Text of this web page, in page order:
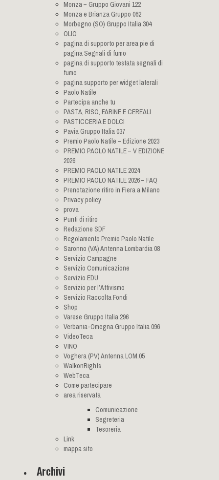
Monza – Gruppo Giovani 122
Monza e Brianza Gruppo 062
Morbegno (SO) Gruppo Italia 304
OLIO
pagina di supporto per area pie di
pagina Segnali di fumo
pagina di supporto testata segnali di
fumo
pagina supporto per widget laterali
Paolo Natile
Partecipa anche tu
PASTA, RISO, FARINE E CEREALI
PASTICCERIA E DOLCI
Pavia Gruppo Italia 037
Premio Paolo Natile – Edizione 2023
PREMIO PAOLO NATILE – V EDIZIONE
2026
PREMIO PAOLO NATILE 2024
PREMIO PAOLO NATILE 2026 – FAQ
Prenotazione ritiro in Fiera a Milano
Privacy policy
prova
Punti di ritiro
Redazione SDF
Regolamento Premio Paolo Natile
Saronno (VA) Antenna Lombardia 08
Servizio Campagne
Servizio Comunicazione
Servizio EDU
Servizio per l’Attivismo
Servizio Raccolta Fondi
Shop
Varese Gruppo Italia 296
Verbania-Omegna Gruppo Italia 096
VideoTeca
VINO
Voghera (PV) Antenna LOM.05
WalkonRights
WebTeca
Come partecipare
area riservata
Comunicazione
Segreteria
Tesoreria
Link
mappa sito
Archivi